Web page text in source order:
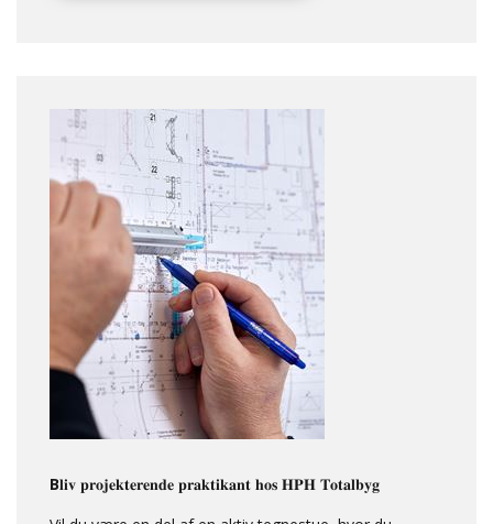
B𝐥𝐢𝐯 𝐩𝐫𝐨𝐣𝐞𝐤𝐭𝐞𝐫𝐞𝐧𝐝𝐞 𝐩𝐫𝐚𝐤𝐭𝐢𝐤𝐚𝐧𝐭 𝐡𝐨𝐬 𝐇𝐏𝐇 𝐓𝐨𝐭𝐚𝐥𝐛𝐲𝐠